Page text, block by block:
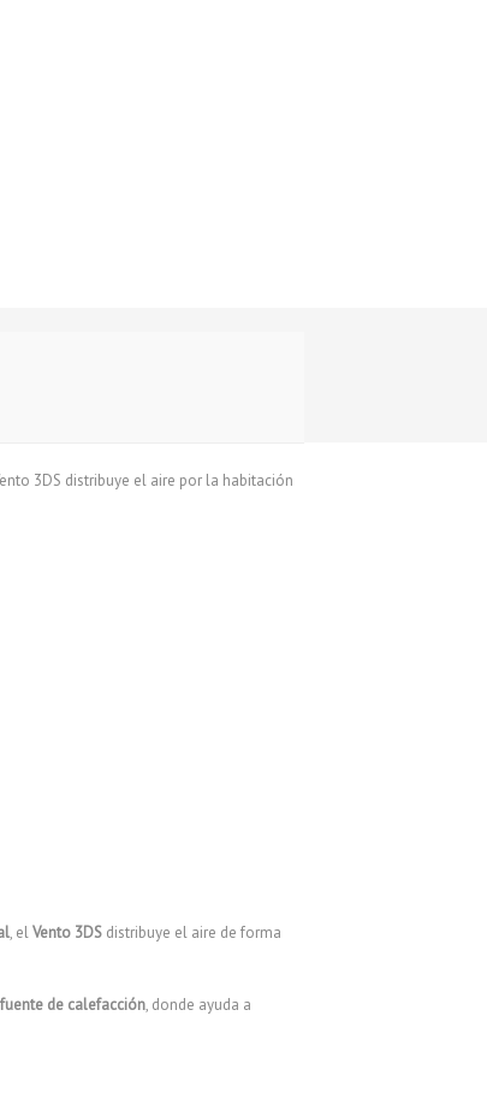
3DS distribuye el aire por la habitación
, elVento 3DS distribuye el aire de forma
fuente de calefacción, donde ayuda a